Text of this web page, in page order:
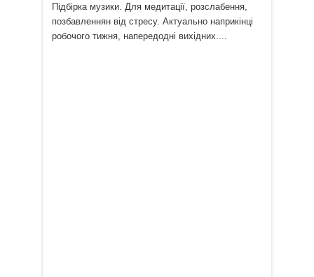
Підбірка музики. Для медитації, розслабення,
позбавленнян від стресу. Актуально наприкінці
робочого тижня, напередодні вихідних....